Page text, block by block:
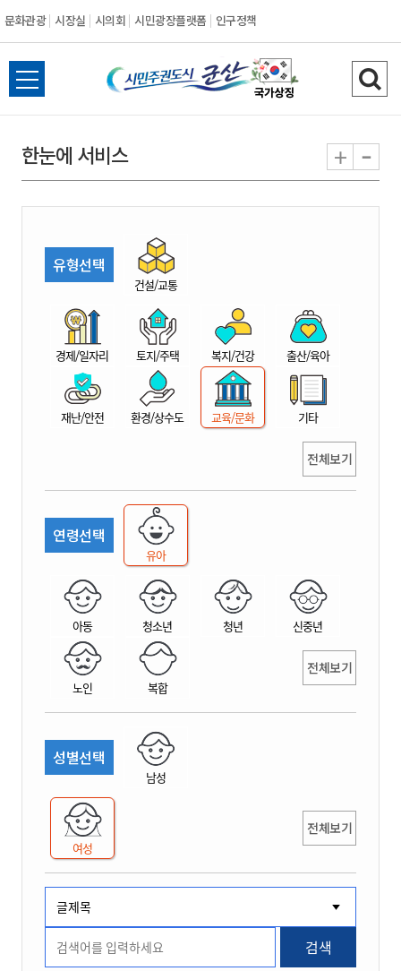
문화관광 시장실 시의회 시민광장플랫폼 인구정책
시
민
권
시
산
전
체
뉴
열
검
색
기
한눈에 서비스 + -
유형선택
건설/교통
경제/일자리 토지/주택 복지/건강 출산/육아
재난/안전 환경/상수도 교육/문화 기타
전체보기
연령선택
유아
아동 청소년 청년 신중년
노인 복합
전체보기
성별선택
남성
여성
전체보기
검색